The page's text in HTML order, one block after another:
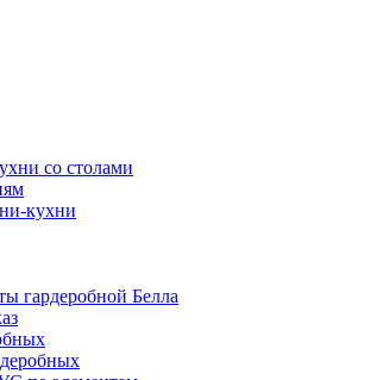
со столами
кухни
гардеробной Белла